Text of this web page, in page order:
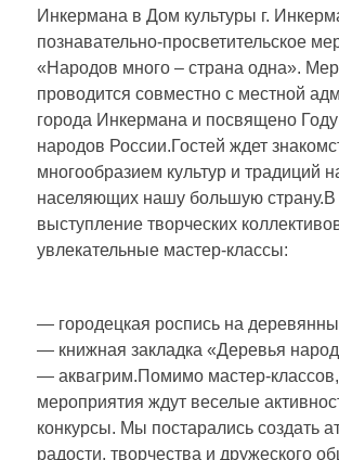
Инкермана в Дом культуры г.
познавательно-просветительское
«Народов много – страна одна».
проводится совместно с местной
города Инкермана и посвящено
народов России.Гостей ждет
многообразием культур и традиций
населяющих нашу большую страну.В
выступление творческих
увлекательные мастер-классы:
— городецкая роспись на
— книжная закладка «Деревья
— аквагрим.Помимо мастер-классов,
мероприятия ждут веселые
конкурсы. Мы постарались создать
радости, творчества и дружеского